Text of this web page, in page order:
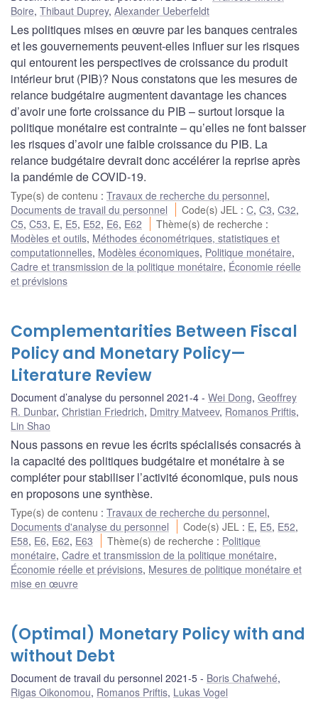
Boire, Thibaut Duprey, Alexander Ueberfeldt
Les politiques mises en œuvre par les banques centrales
et les gouvernements peuvent-elles influer sur les risques
qui entourent les perspectives de croissance du produit
intérieur brut (PIB)? Nous constatons que les mesures de
relance budgétaire augmentent davantage les chances
d’avoir une forte croissance du PIB – surtout lorsque la
politique monétaire est contrainte – qu’elles ne font baisser
les risques d’avoir une faible croissance du PIB. La
relance budgétaire devrait donc accélérer la reprise après
la pandémie de COVID-19.
Type(s) de contenu : Travaux de recherche du personnel,
Documents de travail du personnel
Code(s) JEL :C,C3,C32,
C5, C53, E, E5, E52, E6, E62 Thème(s) de recherche :
Modèles et outils, Méthodes économétriques, statistiques et
computationnelles, Modèles économiques, Politique monétaire,
Cadre et transmission de la politique monétaire, Économie réelle
et prévisions
Complementarities Between Fiscal
Policy and Monetary Policy—
Literature Review
Document d’analyse du personnel 2021-4 Wei Dong, Geoffrey
R. Dunbar, Christian Friedrich, Dmitry Matveev, Romanos Priftis,
Lin Shao
Nous passons en revue les écrits spécialisés consacrés à
la capacité des politiques budgétaire et monétaire à se
compléter pour stabiliser l’activité économique, puis nous
en proposons une synthèse.
Type(s) de contenu : Travaux de recherche du personnel,
Documents d'analyse du personnel
Code(s) JEL : E, E5, E52,
E58, E6, E62, E63 Thème(s) de recherche : Politique
monétaire, Cadre et transmission de la politique monétaire,
Économie réelle et prévisions, Mesures de politique monétaire et
mise en œuvre
(Optimal) Monetary Policy with and
without Debt
Document de travail du personnel 2021-5 Boris Chafwehé,
Rigas Oikonomou, Romanos Priftis, Lukas Vogel